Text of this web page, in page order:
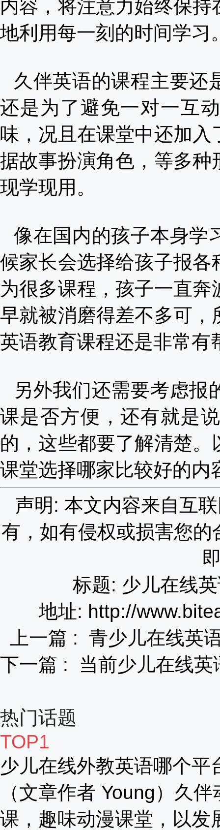
内容，将注意力始终保
地利用每一刻的时间学习
久伴英语的课程主要还
还是为了避免一对一互
味，况且在课堂中还加
据故事扮演角色，等多
现学现用。
像在国内的孩子本身学
候家长会选择给孩子报
为很多课程，孩子一直
早就被消磨得差不多可
英语教育课程还是非常有
另外我们还需要考虑报
课是否方便，还有就是
的，这些都要了解清楚。
课堂选择哪家比较好的内
声明: 本文内容来自互
有，如有侵权或损害您
标题: 少儿在线
地址: http://
上一篇 : 青少儿在线英
下一篇 : 当前少儿在线
热门话题
TOP1
少儿在线外教英语哪个
（文章作者 Young）久
课，趣味动漫课堂，以发